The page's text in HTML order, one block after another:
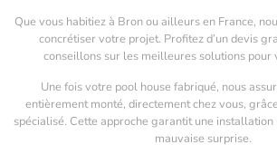
Que vous habitiez à Bron ou ailleurs en France,
concrétiser votre projet. Profitez d’un devis
conseillons sur les meilleures solutions pour
Une fois votre pool house fabriqué, nous
entièrement monté, directement chez vous,
spécialisé. Cette approche garantit une installation
mauvaise surprise.